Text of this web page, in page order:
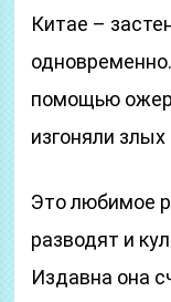
Китае –
помощью
изгоняли злых
Это любимое
разводят и
Издавна она